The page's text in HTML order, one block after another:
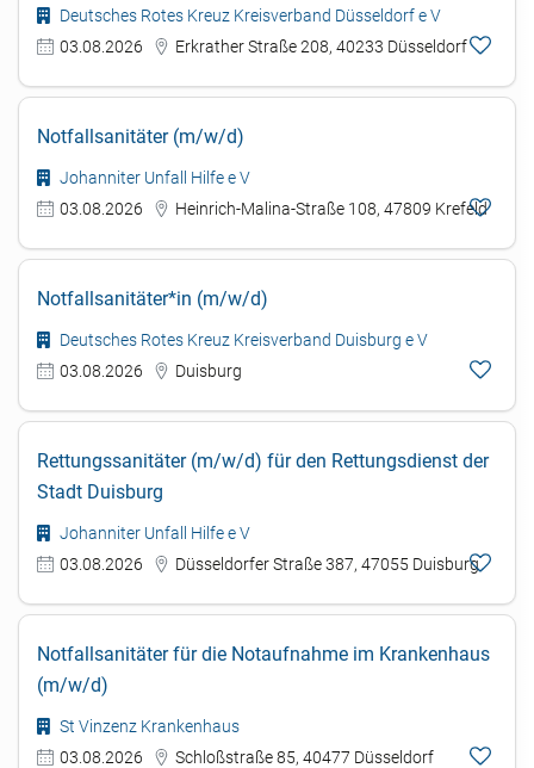
Deutsches Rotes Kreuz Kreisverband Düsseldorf e V
03.08.2026
Erkrather Straße 208, 40233 Düsseldorf
Notfallsanitäter (m/w/d)
Johanniter Unfall Hilfe e V
03.08.2026
Heinrich-Malina-Straße 108, 47809 Krefeld
Notfallsanitäter*in (m/w/d)
Deutsches Rotes Kreuz Kreisverband Duisburg e V
03.08.2026
Duisburg
Rettungssanitäter (m/w/d) für den Rettungsdienst der
Stadt Duisburg
Johanniter Unfall Hilfe e V
03.08.2026
Düsseldorfer Straße 387, 47055 Duisburg
Notfallsanitäter für die Notaufnahme im Krankenhaus
(m/w/d)
St Vinzenz Krankenhaus
03.08.2026
Schloßstraße 85, 40477 Düsseldorf